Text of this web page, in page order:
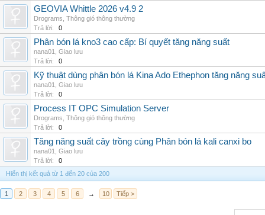
GEOVIA Whittle 2026 v4.9 2
Drograms Thông gió thông thường
Trả lời:
0
Phân bón lá kno3 cao cấp: Bí quyết tăng năng suất
nana01
Giao lưu
Trả lời:
0
Kỹ thuật dùng phân bón lá Kina Ado Ethephon tăng năng
nana01
Giao lưu
Trả lời:
0
Process IT OPC Simulation Server
Drograms Thông gió thông thường
Trả lời:
0
Tăng năng suất cây trồng cùng Phân bón lá kali canxi bo
nana01
Giao lưu
Trả lời:
0
Hiển thị kết quả từ 1 đến 20 của 200
1 2 3 4 5 6 → 10 Tiếp >